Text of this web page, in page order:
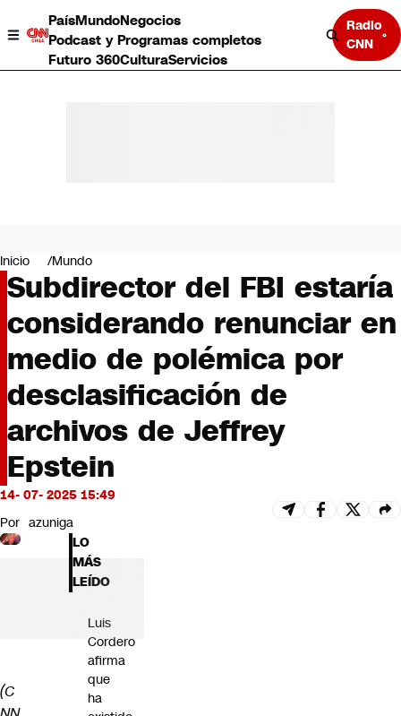
PaísMundoNegocios
Podcast y Programas completos
Futuro 360CulturaServicios
Radio
CNN
Negocios
Deportes
Programas completos
Cultura
Servicios
Bits
CNN tiempo
Futuro 360
Opinión
Inicio Mundo
Subdirector del FBI estaría
considerando renunciar en
medio de polémica por
desclasificación de
archivos de Jeffrey
Epstein
14- 07- 2025 15:49
Por azuniga
(C
LO
MÁS
LEÍDO
Luis
Cordero
afirma
que
ha